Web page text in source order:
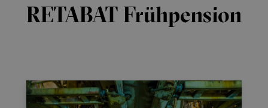
RETABAT Frühpension